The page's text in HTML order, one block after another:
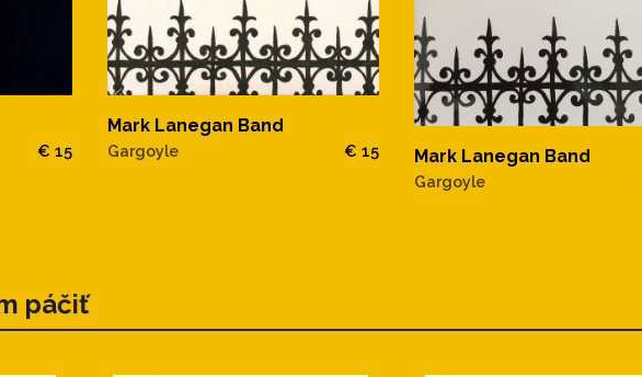
€ 15
Mark Lanegan Band
Gargoyle € 15 Mark Lanegan Band
Gargoyle
páčiť